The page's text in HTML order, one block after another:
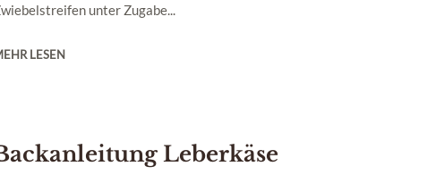
unter Zugabe...
LESEN
Leberkäse